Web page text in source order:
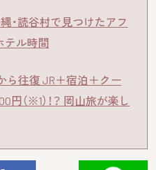
・読谷村で見つけたアフ
テル時間
往復 JR＋宿泊＋クー
（※1）！？ 岡山旅が楽し